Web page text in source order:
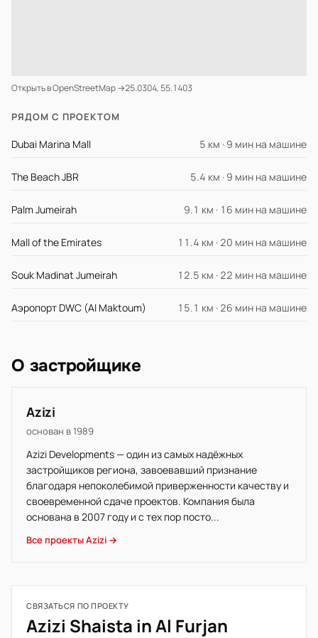
Открыть в OpenStreetMap →25.0304, 55.1403
РЯДОМ С ПРОЕКТОМ
Dubai Marina Mall 5 км · 9 мин на машине
The Beach JBR 5.4 км · 9 мин на машине
Palm Jumeirah 9.1 км · 16 мин на машине
Mall of the Emirates 11.4 км · 20 мин на машине
Souk Madinat Jumeirah 12.5 км · 22 мин на машине
Аэропорт DWC (Al Maktoum) 15.1 км · 26 мин на машине
О застройщике
Azizi
основан в 1989
Azizi Developments — один из самых надёжных
застройщиков региона, завоевавший признание
благодаря непоколебимой приверженности качеству и
своевременной сдаче проектов. Компания была
основана в 2007 году и с тех пор посто...
Все проекты Azizi →
СВЯЗАТЬСЯ ПО ПРОЕКТУ
Azizi Shaista in Al Furjan